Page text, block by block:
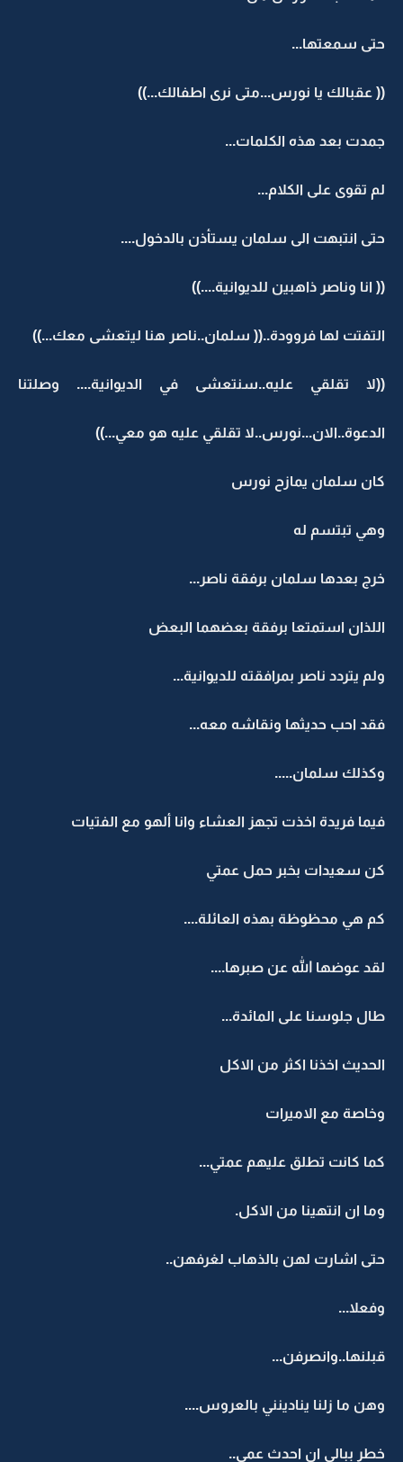
حتى سمعتها...
(( عقبالك يا نورس...متى نرى اطفالك...))
جمدت بعد هذه الكلمات...
لم تقوى على الكلام...
حتى انتبهت الى سلمان يستأذن بالدخول....
(( انا وناصر ذاهبين للديوانية....))
التفتت لها فروودة..(( سلمان..ناصر هنا ليتعشى معك...))
((لا تقلقي عليه..سنتعشى في الديوانية.... وصلتنا
الدعوة..الان...نورس..لا تقلقي عليه هو معي...))
كان سلمان يمازح نورس
وهي تبتسم له
خرج بعدها سلمان برفقة ناصر...
اللذان استمتعا برفقة بعضهما البعض
ولم يتردد ناصر بمرافقته للديوانية...
فقد احب حديثها ونقاشه معه...
وكذلك سلمان.....
فيما فريدة اخذت تجهز العشاء وانا ألهو مع الفتيات
كن سعيدات بخبر حمل عمتي
كم هي محظوظة بهذه العائلة....
لقد عوضها الله عن صبرها....
طال جلوسنا على المائدة...
الحديث اخذنا اكثر من الاكل
وخاصة مع الاميرات
كما كانت تطلق عليهم عمتي...
وما ان انتهينا من الاكل.
حتى اشارت لهن بالذهاب لغرفهن..
وفعلا...
قبلنها..وانصرفن...
وهن ما زلنا ينادينني بالعروس....
خطر ببالي ان احدث عمي..